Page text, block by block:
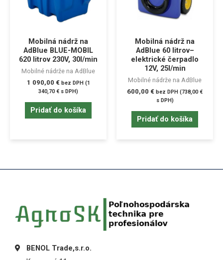
Mobilná nádrž na
AdBlue BLUE-MOBIL
620 litrov 230V, 30l/min
Mobilné nádrže na AdBlue
1 090,00 € bez DPH (1
340,70€ s DPH)
Pridať do košíka
Mobilná nádrž na
AdBlue 60 litrov–
elektrické čerpadlo
12V, 25l/min
Mobilné nádrže na AdBlue
600,00 € bez DPH (738,00€
s DPH)
Pridať do košíka
BENOL Trade,s.r.o.